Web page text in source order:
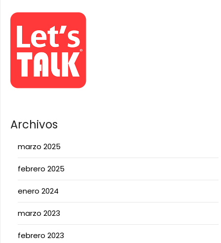
Archivos
marzo 2025
febrero 2025
enero 2024
marzo 2023
febrero 2023